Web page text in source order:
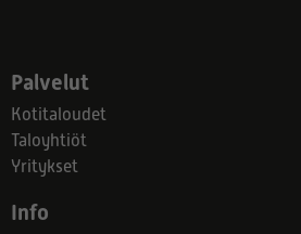
Palvelut
Kotitaloudet
Taloyhtiöt
Yritykset
Info